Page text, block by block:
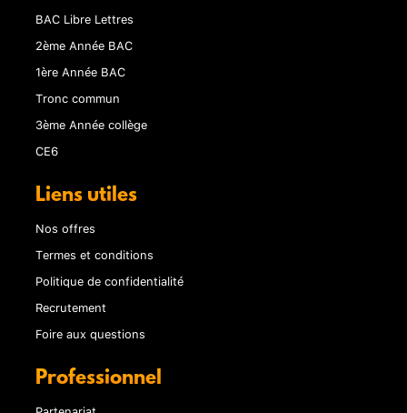
BAC Libre Lettres
2ème Année BAC
1ère Année BAC
Tronc commun
3ème Année collège
CE6
Liens utiles
Nos offres
Termes et conditions
Politique de confidentialité
Recrutement
Foire aux questions
Professionnel